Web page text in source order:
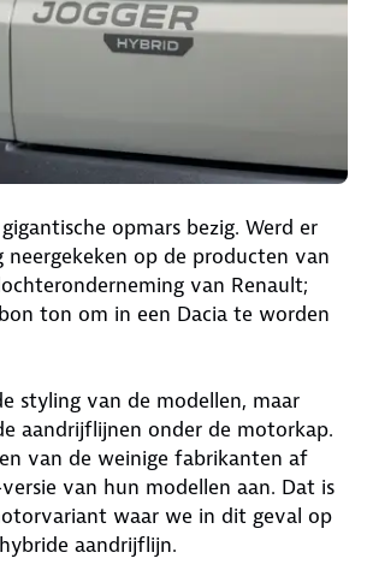
opmars bezig. Werd er
neergekeken op de producten van
van Renault;
ton om in een Dacia te worden
styling van de modellen, maar
aandrijflijnen onder de motorkap.
van de weinige fabrikanten af
van hun modellen aan. Dat is
waar we in dit geval op
aandrijflijn.